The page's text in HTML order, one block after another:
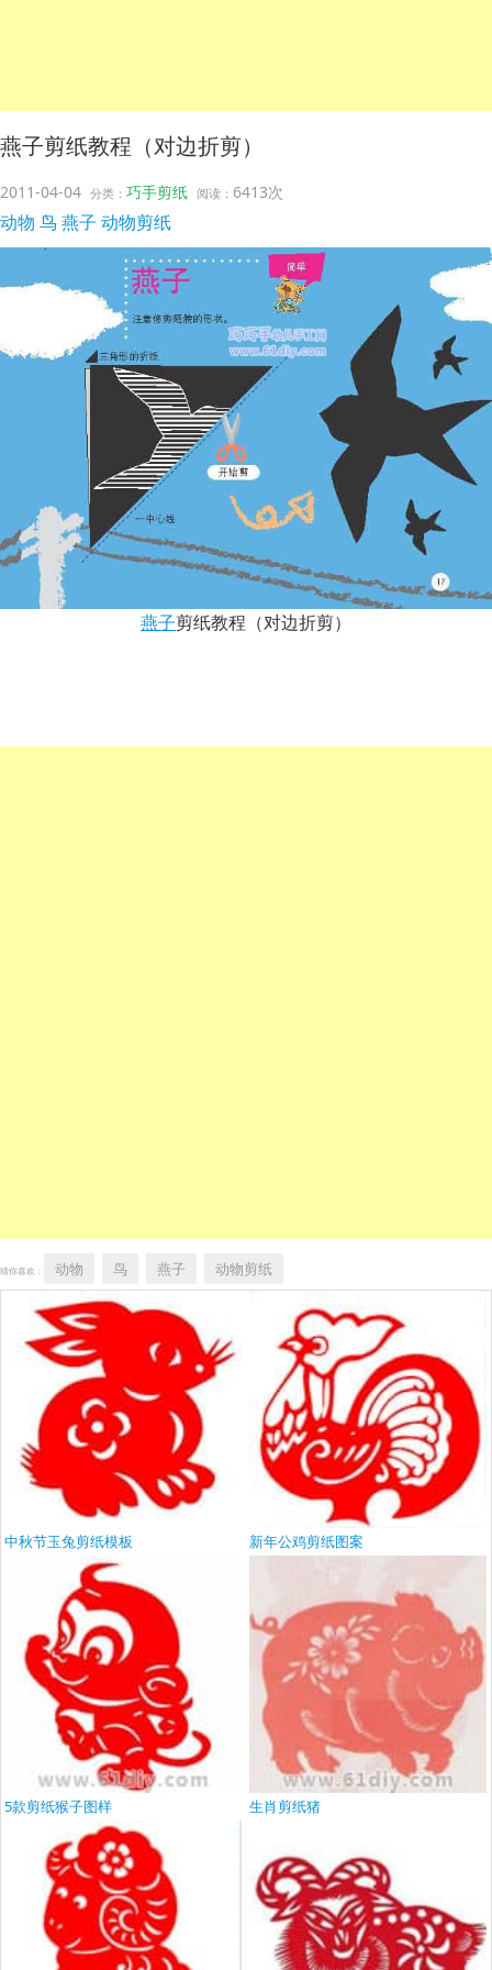
燕子剪纸教程（对边折剪）
2011-04-04 分类： 巧手剪纸 阅读： 6413次
动物 鸟燕子 动物剪纸
燕子剪纸教程（对边折剪）
猜你喜欢： 动物 鸟 燕子 动物剪纸
中秋节玉兔剪纸模板 新年公鸡剪纸图案
5款剪纸猴子图样 生肖剪纸猪